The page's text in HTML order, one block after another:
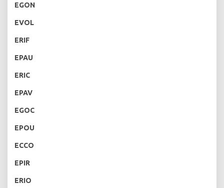
EGON
EVOL
ERIF
EPAU
ERIC
EPAV
EGOC
EPOU
ECCO
EPIR
ERIO